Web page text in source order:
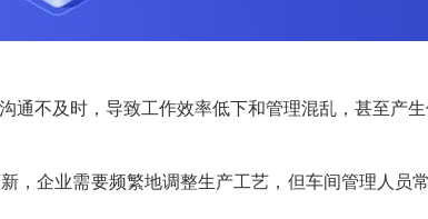
通不及时，导致工作效率低下和管理混乱，甚至产
，企业需要频繁地调整生产工艺，但车间管理人员